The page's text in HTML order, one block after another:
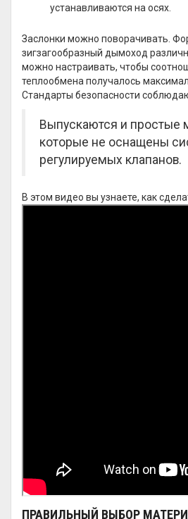
устанавливаются на осях.
Заслонки можно поворачивать.
зигзагообразный дымоход
можно настраивать, чтобы
теплообмена получалось
Стандарты безопасности
Выпускаются и простые
которые не оснащены
регулируемых клапанов.
В этом видео вы узнаете, как
ПРАВИЛЬНЫЙ ВЫБОР